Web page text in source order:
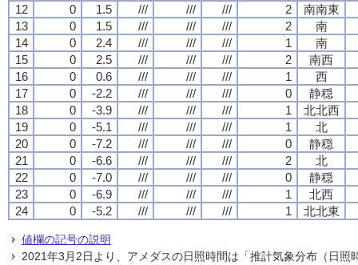
12
0 1.5 /// /// /// 2
南南東
13
0 1.5 /// /// /// 2
南
14
0 2.4 /// /// /// 1
南
15
0 2.5 /// /// /// 2
南西
16
0 0.6 /// /// /// 1
西
17
0 -2.2 /// /// /// 0
静穏
18
0 -3.9 /// /// /// 1
北北西
19
0 -5.1 /// /// /// 1
北
20
0 -7.2 /// /// /// 0
静穏
21
0 -6.6 /// /// /// 2
北
22
0 -7.0 /// /// /// 0
静穏
23
0 -6.9 /// /// /// 1
北西
24
0 -5.2 /// /// /// 1 北北東
値欄の記号の説明
2021年3月2日より、アメダスの日照時間は「推計気象分布（日